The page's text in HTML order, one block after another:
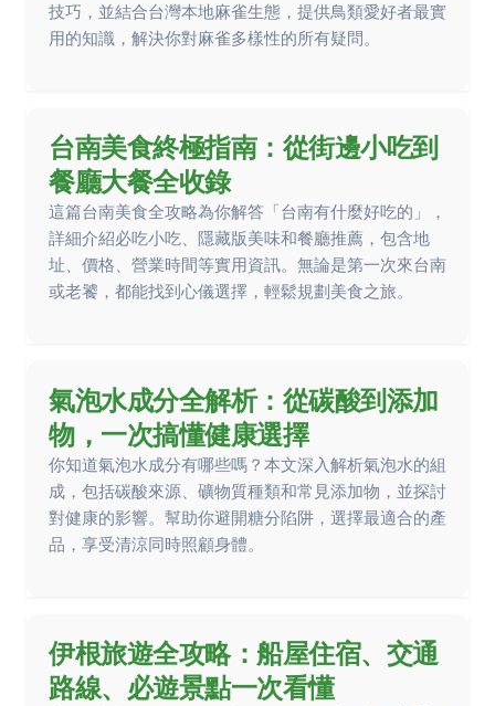
技巧，並結合台灣本地麻雀生態，提供鳥類愛好者最實
用的知識，解決你對麻雀多樣性的所有疑問。
台南美食終極指南：從街邊小吃到
餐廳大餐全收錄
這篇台南美食全攻略為你解答「台南有什麼好吃的」，
詳細介紹必吃小吃、隱藏版美味和餐廳推薦，包含地
址、價格、營業時間等實用資訊。無論是第一次來台南
或老饕，都能找到心儀選擇，輕鬆規劃美食之旅。
氣泡水成分全解析：從碳酸到添加
物，一次搞懂健康選擇
你知道氣泡水成分有哪些嗎？本文深入解析氣泡水的組
成，包括碳酸來源、礦物質種類和常見添加物，並探討
對健康的影響。幫助你避開糖分陷阱，選擇最適合的產
品，享受清涼同時照顧身體。
伊根旅遊全攻略：船屋住宿、交通
路線、必遊景點一次看懂